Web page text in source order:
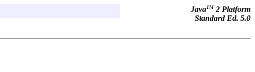
JavaTM 2 Platform
Standard Ed. 5.0